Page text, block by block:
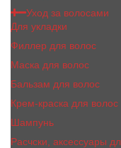
Уход за волосами
Для укладки
Филлер для волос
Маска для волос
Бальзам для волос
Крем-краска для волос
Шампунь
Расчски, аксессуары